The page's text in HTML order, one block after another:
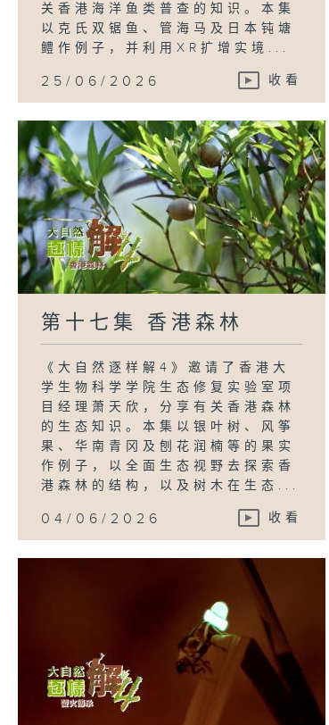
关香港海洋鱼类普查的知识。本集
以克氏双锯鱼、管海马及日本钝塘
鳢作例子，并利用XR扩增实境...
25/06/2026 收看
第十七集 香港森林
《大自然逐样解4》邀请了香港大
学生物科学学院生态修复实验室项
目经理萧天欣，分享有关香港森林
的生态知识。本集以银叶树、风筝
果、华南青冈及刨花润楠等的果实
作例子，以全面生态视野去探索香
港森林的结构，以及树木在生态...
04/06/2026 收看